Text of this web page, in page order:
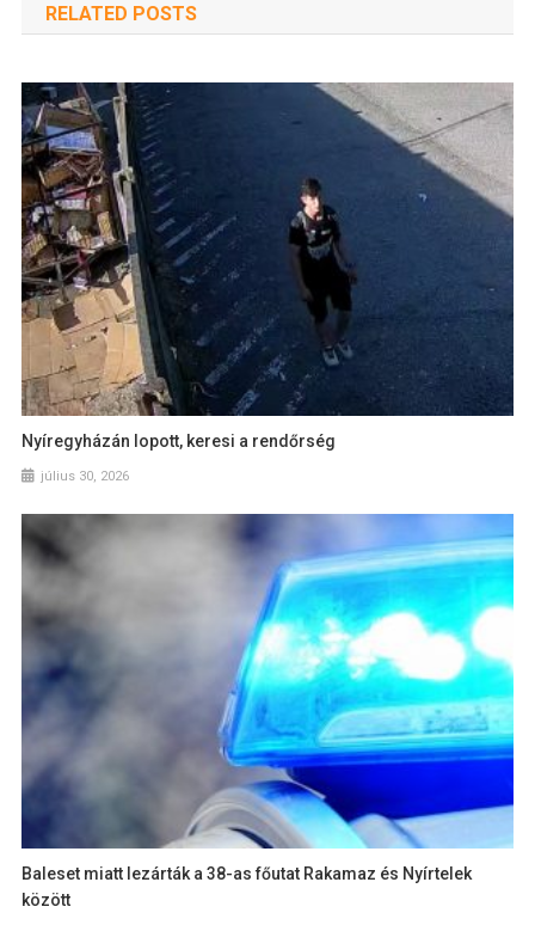
RELATED POSTS
Nyíregyházán lopott, keresi a rendőrség
július 30, 2026
Baleset miatt lezárták a 38-as főutat Rakamaz és Nyírtelek
között